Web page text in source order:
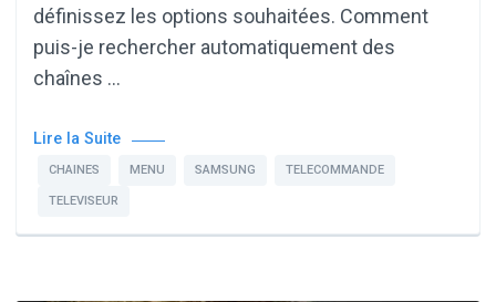
définissez les options souhaitées. Comment
puis-je rechercher automatiquement des
chaînes …
Lire la Suite
CHAINES MENU SAMSUNG TELECOMMANDE
TELEVISEUR